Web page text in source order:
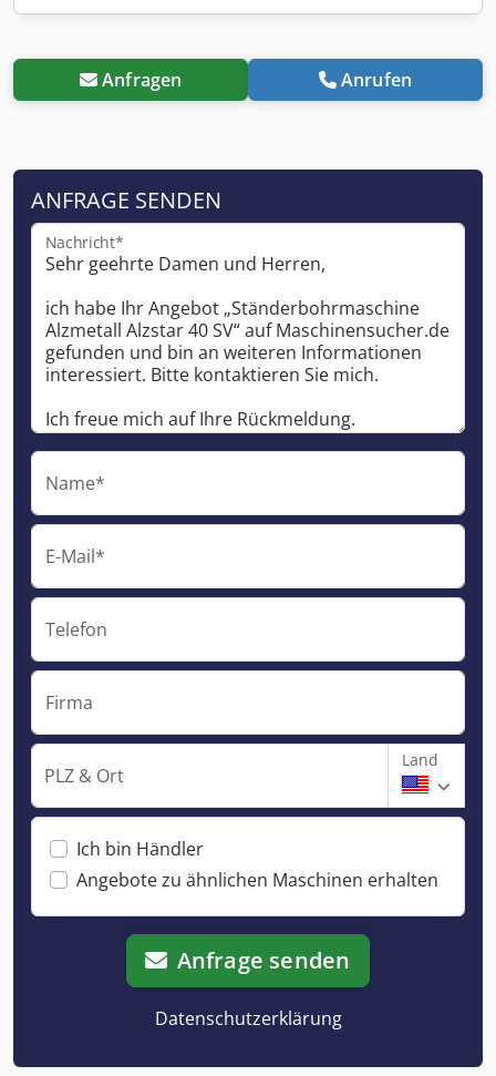
Anfragen Anrufen
ANFRAGE SENDEN
Nachricht*
Name*
E-Mail*
Telefon
Firma
PLZ & Ort
Land
Ich bin Händler
Angebote zu ähnlichen Maschinen erhalten
Anfrage senden
Datenschutzerklärung